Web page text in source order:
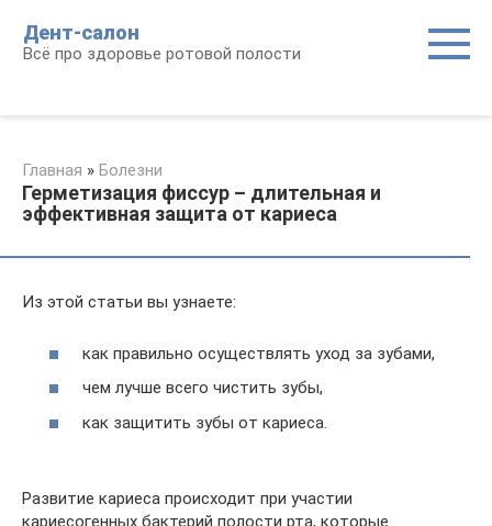
контенту
Дент-салон
Всё про здоровье ротовой полости
Главная » Болезни
Герметизация фиссур – длительная и
эффективная защита от кариеса
Из этой статьи вы узнаете:
как правильно осуществлять уход за зубами,
чем лучше всего чистить зубы,
как защитить зубы от кариеса.
Развитие кариеса происходит при участии
кариесогенных бактерий полости рта, которые